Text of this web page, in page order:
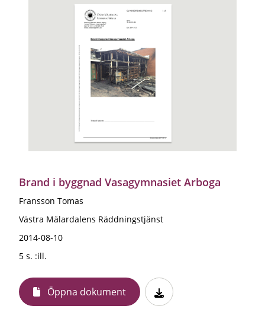
Brand i byggnad Vasagymnasiet Arboga
Fransson Tomas
Västra Mälardalens Räddningstjänst
2014-08-10
5 s. :ill.
Öppna dokument